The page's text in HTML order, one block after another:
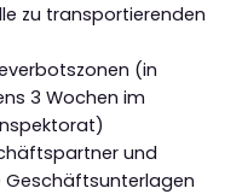
zu transportierenden
(in
3 Wochen im
und
Geschäftsunterlagen